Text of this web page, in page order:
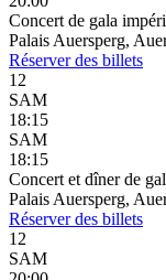
Concert de gala
Palais Auersperg,
Réserverdes billets
12
SAM
18:15
SAM
18:15
Concert et dîner de
Palais Auersperg,
Réserverdes billets
12
SAM